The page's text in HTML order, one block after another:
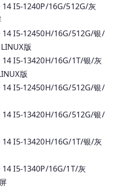
I5-1240P/16G/512G/灰
I5-12450H/16G/512G/银/
版
I5-13420H/16G/1T/银/灰
版
I5-12450H/16G/512G/银/
I5-13420H/16G/512G/银/
I5-13420H/16G/1T/银/灰
I5-1340P/16G/1T/灰